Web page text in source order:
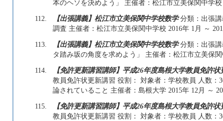
本のヘソを決めよう」 主催者：松江市立美保関中学校
112.
【出張講義】松江市立美保関中学校数学分類：出張講
調査 主催者：松江市立美保関中学校 2016年 1月 ～
113.
【出張講義】松江市立美保関中学校数学分類：出張講
タ踏み坂の角度を求めよう」 主催者：松江市立美保
114.
【免許更新講習講師】平成26年度島根大学教員免許
教員免許状更新講習 役割： 対象者：学校教員 人数：
論されていること 主催者：島根大学 2015年 12月 ～
115.
【免許更新講習講師】平成26年度島根大学教員免許
教員免許状更新講習 役割： 対象者：学校教員 人数：